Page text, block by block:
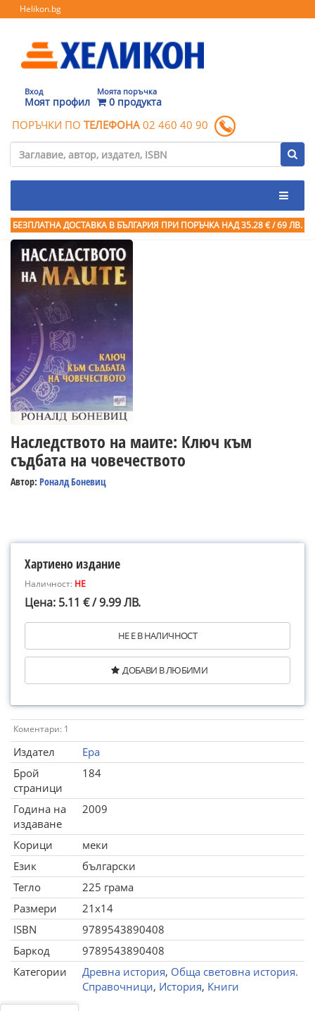
Helikon.bg
Вход
Моят профил
Моята поръчка
0 продукта
ПОРЪЧКИ ПО ТЕЛЕФОНА 02 460 40 90
БЕЗПЛАТНА ДОСТАВКА В БЪЛГАРИЯ ПРИ ПОРЪЧКА НАД 35.28 € / 69 ЛВ.
Наследството на маите: Ключ към
съдбата на човечеството
Автор: Роналд Боневиц
Хартиено издание
Наличност: НЕ
Цена: 5.11 € / 9.99 ЛВ.
НЕ Е В НАЛИЧНОСТ
ДОБАВИ В ЛЮБИМИ
Коментари: 1
Издател
Ера
Брой
страници
184
Година на
издаване
2009
Корици
меки
Език
български
Тегло
225 грама
Размери
21x14
ISBN
9789543890408
Баркод
9789543890408
Категории
Древна история, Обща световна история.
Справочници, История, Книги